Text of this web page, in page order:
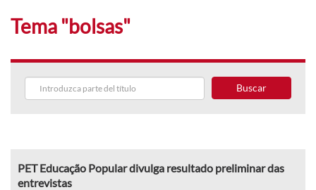
Tema "bolsas"
Buscar
PET Educação Popular divulga resultado preliminar das
entrevistas